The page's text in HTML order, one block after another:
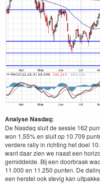
Analyse Nasdaq:
De Nasdaq sluit de sessie 162
won 1,55% en sluit op 10.709
verdere rally in richting het doel
want daar zien we naast een
gemiddelde. Bij een doorbraak
11.000 en 11.250 punten. De
een herstel ook stevig kan